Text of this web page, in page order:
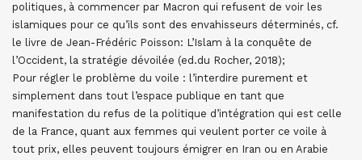
politiques, à commencer par Macron qui refusent de voir les
islamiques pour ce qu’ils sont des envahisseurs déterminés, cf.
le livre de Jean-Frédéric Poisson: L’Islam à la conquête de
l’Occident, la stratégie dévoilée (ed.du Rocher, 2018);
Pour régler le problème du voile : l’interdire purement et
simplement dans tout l’espace publique en tant que
manifestation du refus de la politique d’intégration qui est celle
de la France, quant aux femmes qui veulent porter ce voile à
tout prix, elles peuvent toujours émigrer en Iran ou en Arabie